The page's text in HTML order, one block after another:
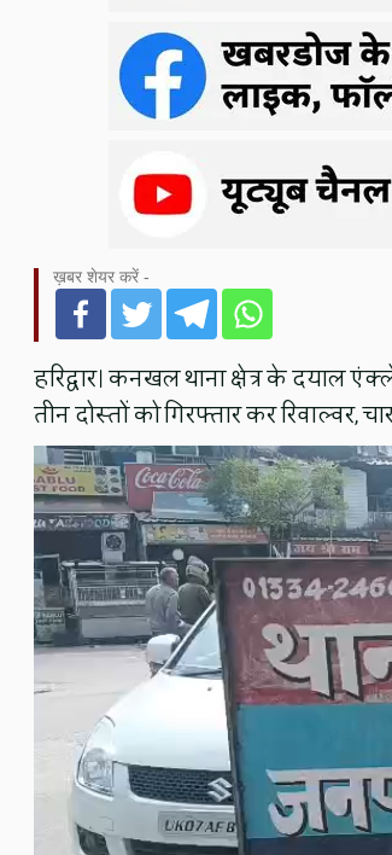
ख़बर शेयर करें -
हरिद्वार। कनखल थाना क्षेत्र के
तीन दोस्तों को गिरफ्तार कर रिवाल्वर,